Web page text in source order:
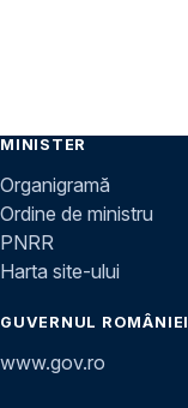
MINISTER
Organigramă
Ordine de ministru
PNRR
Harta site-ului
GUVERNUL ROMÂNIEI
www.gov.ro